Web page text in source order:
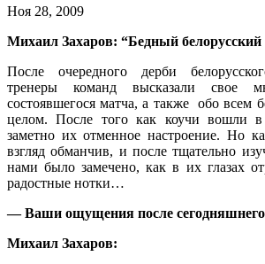
Ноя 28, 2009
Михаил Захаров: “Бедный
После очередного дерби
тренеры команд высказали свое
состоявшегося матча, а также обо всем
целом. После того как коучи вошли в
заметно их отменное настроение. Но
взгляд обманчив, и после тщательно
нами было замечено, как в их глазах
радостные нотки…
— Ваши ощущения после
Михаил Захаров: